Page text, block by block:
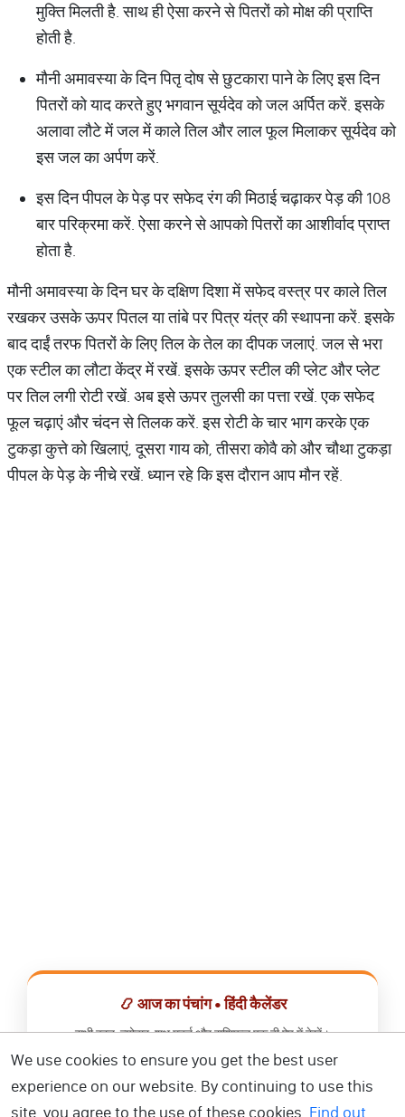
मुक्ति मिलती है. साथ ही ऐसा करने से पितरों को मोक्ष की प्राप्ति
होती है.
मौनी अमावस्या के दिन पितृ दोष से छुटकारा पाने के लिए इस दिन
पितरों को याद करते हुए भगवान सूर्यदेव को जल अर्पित करें. इसके
अलावा लौटे में जल में काले तिल और लाल फूल मिलाकर सूर्यदेव को
इस जल का अर्पण करें.
इस दिन पीपल के पेड़ पर सफेद रंग की मिठाई चढ़ाकर पेड़ की 108
बार परिक्रमा करें. ऐसा करने से आपको पितरों का आशीर्वाद प्राप्त
होता है.
मौनी अमावस्या के दिन घर के दक्षिण दिशा में सफेद वस्त्र पर काले तिल
रखकर उसके ऊपर पितल या तांबे पर पित्र यंत्र की स्थापना करें. इसके
बाद दाईं तरफ पितरों के लिए तिल के तेल का दीपक जलाएं. जल से भरा
एक स्टील का लौटा केंद्र में रखें. इसके ऊपर स्टील की प्लेट और प्लेट
पर तिल लगी रोटी रखें. अब इसे ऊपर तुलसी का पत्ता रखें. एक सफेद
फूल चढ़ाएं और चंदन से तिलक करें. इस रोटी के चार भाग करके एक
टुकड़ा कुत्ते को खिलाएं, दूसरा गाय को, तीसरा कोवै को और चौथा टुकड़ा
पीपल के पेड़ के नीचे रखें. ध्यान रहे कि इस दौरान आप मौन रहें.
📿 आज का पंचांग • हिंदी कैलेंडर
सभी व्रत, त्योहार, शुभ मुहूर्त और राशिफल एक ही ऐप में देखें।
📅 हिंदी कैलेंडर ऐप डाउनलोड करें
We use cookies to ensure you get the best user
experience on our website. By continuing to use this
site, you agree to the use of these cookies. Find out